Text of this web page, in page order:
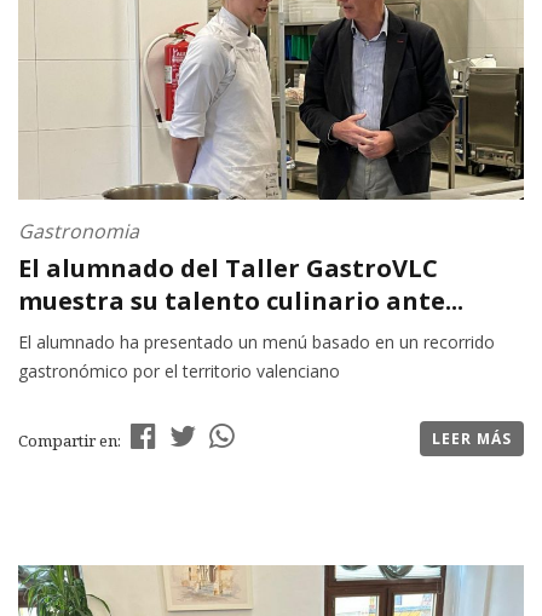
Gastronomia
El alumnado del Taller GastroVLC
muestra su talento culinario ante...
El alumnado ha presentado un menú basado en un recorrido
gastronómico por el territorio valenciano
Compartir en: LEER MÁS